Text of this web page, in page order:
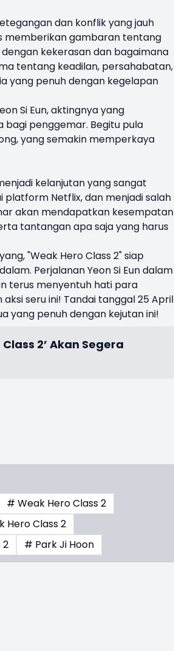
dan konflik yang jauh
memberikan gambaran tentang
kekerasan dan bagaimana
tentang keadilan, persahabatan,
yang penuh dengan kegelapan
Si Eun, aktingnya yang
bagi penggemar. Begitu pula
yang semakin memperkaya
kelanjutan yang sangat
platform Netflix, dan menjadi salah
akan mendapatkan kesempatan
tantangan apa saja yang harus
"Weak Hero Class 2" siap
Perjalanan Yeon Si Eun dalam
terus menyentuh hati para
seru ini! Tandai tanggal 25 April
yang penuh dengan kejutan ini!
2’ Akan Segera
# Weak Hero Class 2
Hero Class 2
2
# Park Ji Hoon